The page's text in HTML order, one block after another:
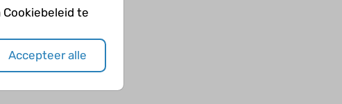
te
Accepteer alle